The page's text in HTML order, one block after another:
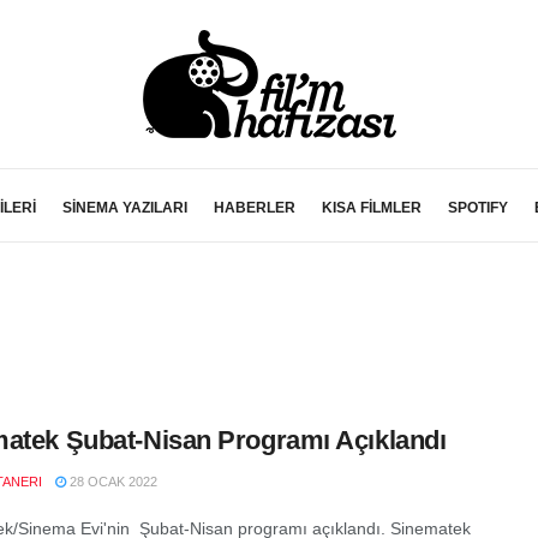
SİNEMA YAZILARI HABERLER KISA FİLMLER SPOTIFY
Şubat-Nisan Programı Açıklandı
28 OCAK 2022
Sinema Evi'nin Şubat-Nisan programı açıklandı. Sinematek